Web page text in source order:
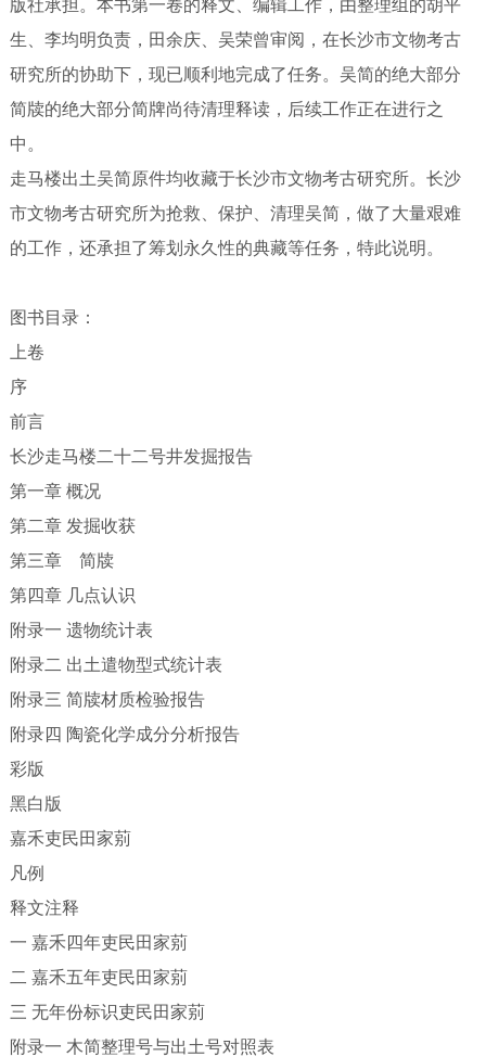
版社承担。本书第一卷的释文、编辑工作，由整理组的胡平
生、李均明负责，田余庆、吴荣曾审阅，在长沙市文物考古
研究所的协助下，现已顺利地完成了任务。吴简的绝大部分
简牍的绝大部分简牌尚待清理释读，后续工作正在进行之
中。
走马楼出土吴简原件均收藏于长沙市文物考古研究所。长沙
市文物考古研究所为抢救、保护、清理吴简，做了大量艰难
的工作，还承担了筹划永久性的典藏等任务，特此说明。
图书目录：
上卷
序
前言
长沙走马楼二十二号井发掘报告
第一章 概况
第二章 发掘收获
第三章 简牍
第四章 几点认识
附录一 遗物统计表
附录二 出土遣物型式统计表
附录三 简牍材质检验报告
附录四 陶瓷化学成分分析报告
彩版
黑白版
嘉禾吏民田家莂
凡例
释文注释
一 嘉禾四年吏民田家莂
二 嘉禾五年吏民田家莂
三 无年份标识吏民田家莂
附录一 木简整理号与出土号对照表